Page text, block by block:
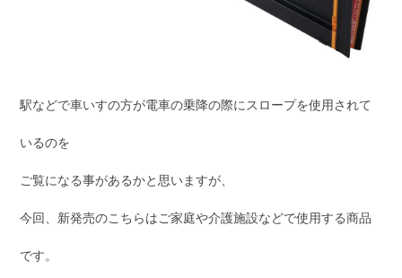
駅などで車いすの方が電車の乗降の際にスロープを使用されて
いるのを
ご覧になる事があるかと思いますが、
今回、新発売のこちらはご家庭や介護施設などで使用する商品
です。